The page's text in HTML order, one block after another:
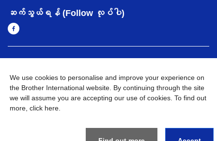
ဆက်သွယ်ရန် (Follow လုပ်ပါ)
အချက်အလက်မူဝါဒ အသုံးပြုမူဝါဒ
သုံးစွဲရန် ဝက်ဆိုဒ်အညွှန်း
Brother Global ဝက်ဆိုဒ်သို့သွားရန်
We use cookies to personalise and improve your experience on
the Brother International website. By continuing through the site
we will assume you are accepting our use of cookies. To find out
more, click here